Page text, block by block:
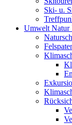
Ski- u.
Umwelt Natur